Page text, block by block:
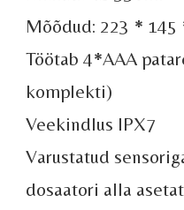
Mõõdud: 223 * 145
Töötab 4*AAA
komplekti)
Veekindlus IPX7
Varustatud
dosaatori alla